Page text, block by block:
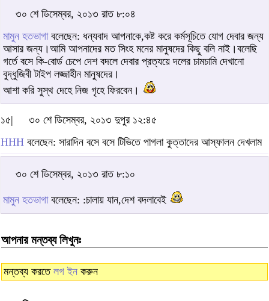
৩০ শে ডিসেম্বর, ২০১৩ রাত ৮:০৪
মামুন হতভাগাবলেছেন: ধন্যবাদ আপনাকে,কষ্ট করে কর্মসূচিতে যোগ দেবার জন্য
আসার জন্য।আমি আপনাদের মত সিংহ মনের মানুষদের কিছু বলি নাই।বলেছি
গর্তে বসে কি-বোর্ড চেপে দেশ বদলে দেবার প্রত্যয়ে দলের চামচামি দেখানো
বুদ্ধুজিবী টাইপ লজ্জাহীন মানুষদের।
আশা করি সুস্থ দেহে নিজ গৃহে ফিরবেন।
১৫|
৩০ শে ডিসেম্বর, ২০১৩ দুপুর ১২:৪৫
HHH বলেছেন: সারাদিন বসে বসে টিভিতে পাগলা কুত্তাদের আস্ফালন দেখলাম
৩০ শে ডিসেম্বর, ২০১৩ রাত ৮:১০
মামুন হতভাগাবলেছেন: :চালায় যান,দেশ বদলাবেই
আপনার মন্তব্য লিখুনঃ
মন্তব্য করতে লগ ইন করুন